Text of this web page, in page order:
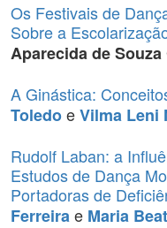
Os Festivais de
Sobre a
Aparecida de Souza
A Ginástica:
ToledoeVilma Leni
Rudolf Laban: a
Estudos de Dança
Portadoras de
Ferreirae Maria